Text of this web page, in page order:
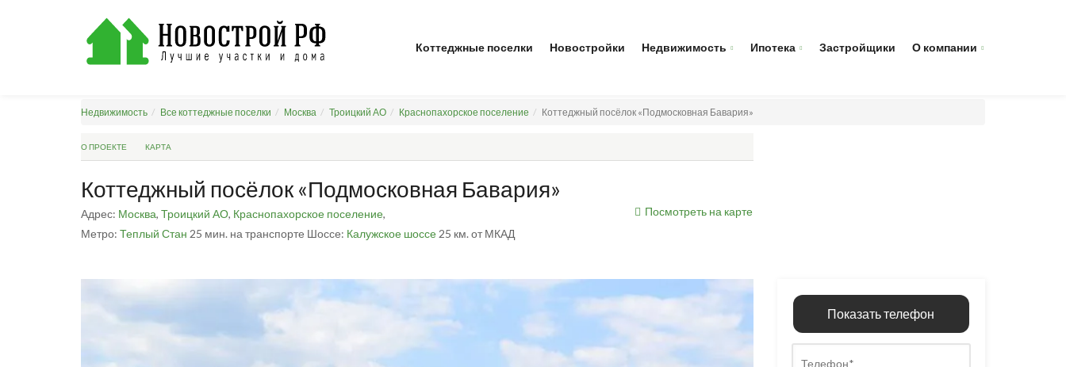
Коттеджные поселки Новостройки Недвижимость Ипотека Застройщики О компании
Недвижимость Все коттеджные поселки Москва Троицкий АО Краснопахорское поселение Коттеджный посёлок «Подмосковная Бавария»
О ПРОЕКТЕ КАРТА
Коттеджный посёлок «Подмосковная Бавария»
Адрес: Москва, Троицкий АО, Краснопахорское поселение,
Метро: Теплый Стан 25 мин. на транспорте Шоссе: Калужское шоссе 25 км. от МКАД
Посмотреть на карте
Показать телефон